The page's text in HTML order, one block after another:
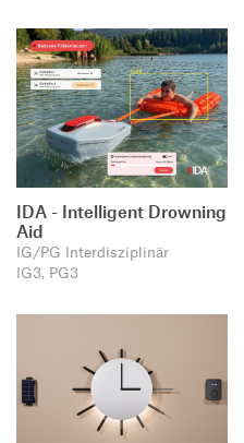
IDA - Intelligent Drowning
Aid
IG/PG Interdisziplinär
IG3, PG3